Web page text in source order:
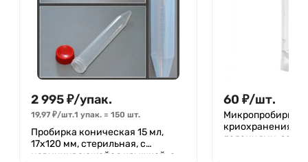
2 995₽/упак.
19,97 ₽/шт.1 упак. = 150 шт.
Пробирка коническая 15 мл,
17х120 мм, стерильная, с
навинчивающейся крышкой, с
60 ₽/шт.
Микропробирка
криохранения 5
делениями,